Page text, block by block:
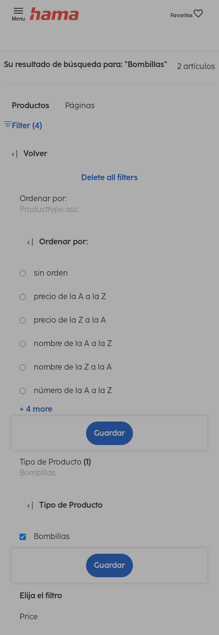
Menu
Favoritos
Su resultado de búsqueda para: "Bombillas" 2 artículos
Productos Páginas
Filter (4)
Volver
Delete all filters
Ordenar por:
Producttype asc
Ordenar por:
sin orden
precio de la A a la Z
precio de la Z a la A
nombre de la A a la Z
nombre de la Z a la A
número de la A a la Z
+ 4 more
Guardar
Tipo de Producto (1)
Bombillas
Tipo de Producto
Bombillas
Guardar
Elija el filtro
Price